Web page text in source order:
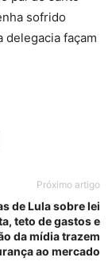
sofrido
delegacia façam
Próximo artigo
de Lula sobre lei
teto de gastos e
da mídia trazem
ao mercado